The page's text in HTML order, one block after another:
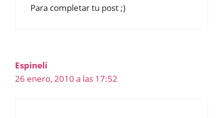
Para completar tu post ;)
Espineli
26 enero, 2010 a las 17:52